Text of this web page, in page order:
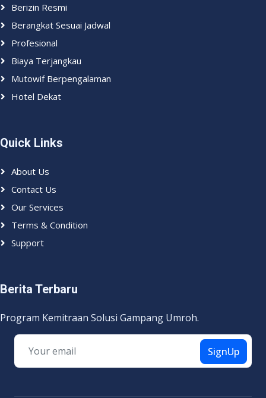
Berizin Resmi
Berangkat Sesuai Jadwal
Profesional
Biaya Terjangkau
Mutowif Berpengalaman
Hotel Dekat
Quick Links
About Us
Contact Us
Our Services
Terms & Condition
Support
Berita Terbaru
Program Kemitraan Solusi Gampang Umroh.
SignUp